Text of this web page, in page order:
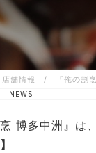
店舗情報 / 『俺の割
| NEWS
烹 博多中洲』は